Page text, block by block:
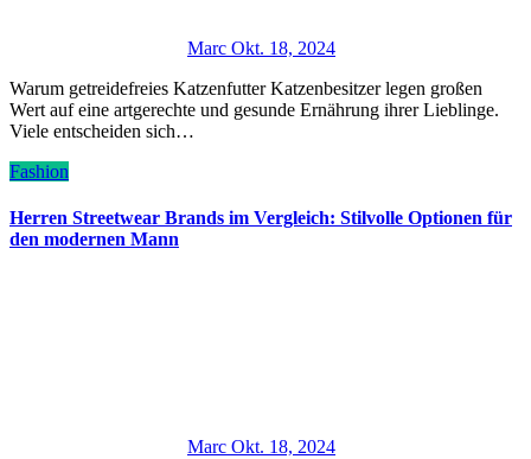
Marc Okt. 18, 2024
Warum getreidefreies Katzenfutter Katzenbesitzer legen großen
Wert auf eine artgerechte und gesunde Ernährung ihrer Lieblinge.
Viele entscheiden sich…
Fashion
Herren Streetwear Brands im Vergleich: Stilvolle Optionen für
den modernen Mann
Marc Okt. 18, 2024